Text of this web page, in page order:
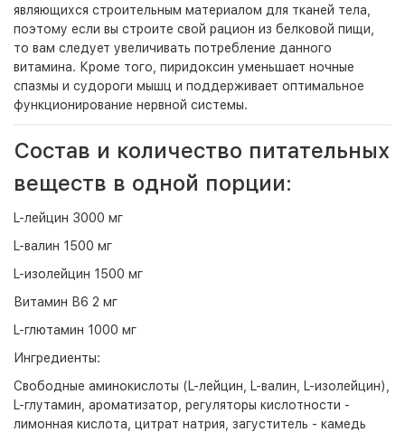
являющихся строительным материалом для тканей тела,
поэтому если вы строите свой рацион из белковой пищи,
то вам следует увеличивать потребление данного
витамина. Кроме того, пиридоксин уменьшает ночные
спазмы и судороги мышц и поддерживает оптимальное
функционирование нервной системы.
Состав и количество питательных
веществ в одной порции:
L-лейцин 3000 мг
L-валин 1500 мг
L-изолейцин 1500 мг
Витамин В6 2 мг
L-глютамин 1000 мг
Ингредиенты:
Свободные аминокислоты (L-лейцин, L-валин, L-изолейцин),
L-глутамин, ароматизатор, регуляторы кислотности -
лимонная кислота, цитрат натрия, загуститель - камедь